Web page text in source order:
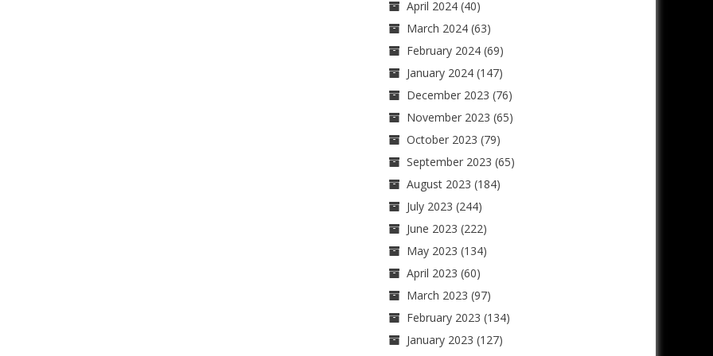
April 2024(40)
March 2024(63)
February 2024(69)
January 2024(147)
December 2023 (76)
November 2023 (65)
October 2023 (79)
September 2023 (65)
August 2023 (184)
July 2023 (244)
June 2023 (222)
May 2023 (134)
April 2023 (60)
March 2023 (97)
February 2023 (134)
January 2023 (127)